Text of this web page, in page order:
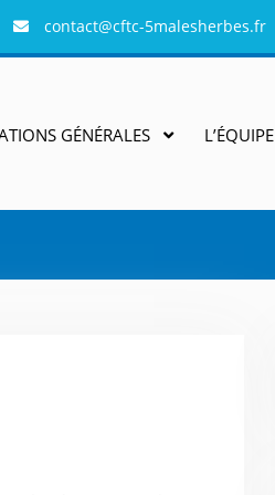
contact@cftc-5malesherbes.fr
GÉNÉRALES L’ÉQUIPE